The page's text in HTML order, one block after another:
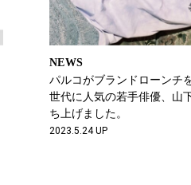
NEWS
パルコがブランドローンチ
世代に人気の若手俳優、山
ち上げました。
2023.5.24 UP